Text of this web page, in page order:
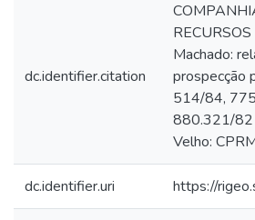
dc.identifier.citation
Machado:
prospecção
514/84,
880.321/
Velho:
dc.identifier.uri https://